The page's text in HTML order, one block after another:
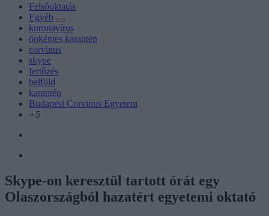
Felsőoktatás
Egyéb
koronavírus
önkéntes karantén
corvinus
skype
fertőzés
belföld
karantén
Budapesi Corvinus Egyetem
+5
Skype-on keresztül tartott órát egy
Olaszországból hazatért egyetemi oktató